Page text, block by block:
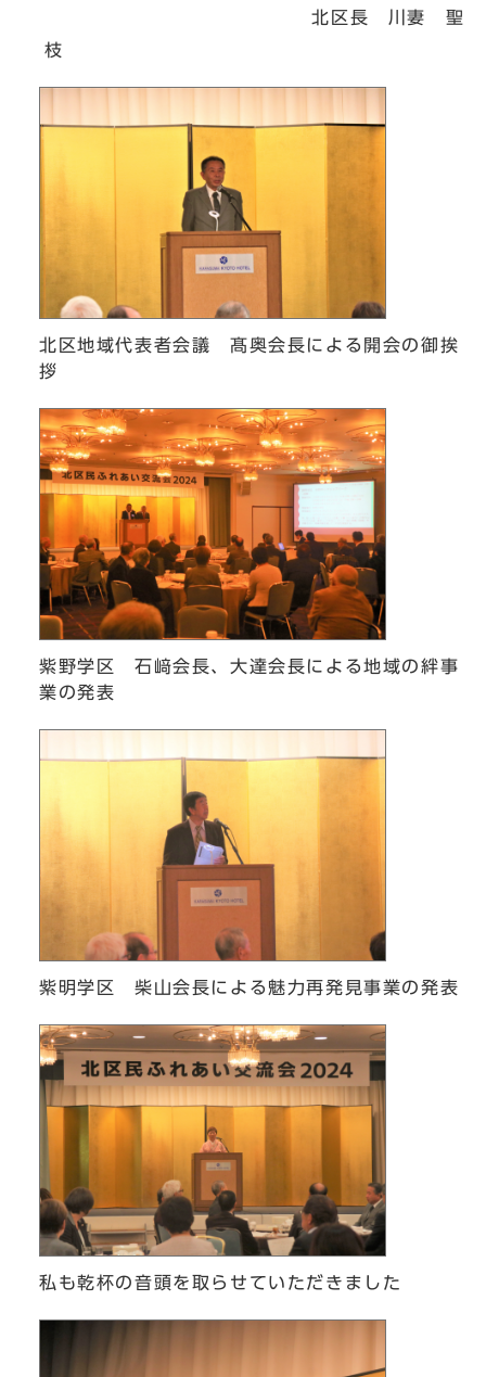
北区長 川妻 聖
枝
北区地域代表者会議 髙奥会長による開会の御挨
拶
紫野学区 石﨑会長、大達会長による地域の絆事
業の発表
紫明学区 柴山会長による魅力再発見事業の発表
私も乾杯の音頭を取らせていただきました